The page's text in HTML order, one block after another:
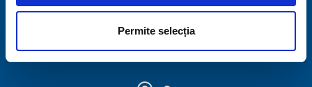
Permite selecția
Koby Haviv, CTO, Colegiul Shenkar de Inginerie și
Praveen H.K., client business ESET